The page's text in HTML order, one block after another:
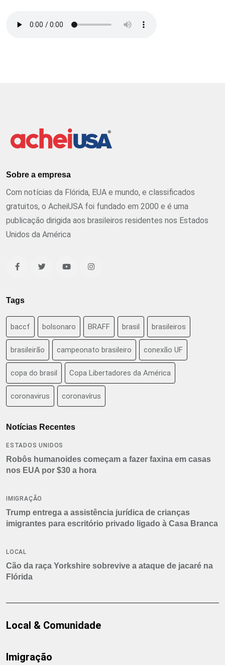
Sobre a empresa
Com notícias da Flórida, EUA e mundo, e classificados
gratuitos, o AcheiUSA foi fundado em 2000 e é uma
publicação dirigida aos brasileiros residentes nos Estados
Unidos da América
Tags
baccf bolsonaro BRAFF brasil brasileiros
brasileirão campeonato brasileiro conexão UF
copa do brasil Copa Libertadores da América
coronavirus coronavírus
Notícias Recentes
ESTADOS UNIDOS
Robôs humanoides começam a fazer faxina em casas
nos EUA por $30 a hora
IMIGRAÇÃO
Trump entrega a assistência jurídica de crianças
imigrantes para escritório privado ligado à Casa Branca
LOCAL
Cão da raça Yorkshire sobrevive a ataque de jacaré na
Flórida
Local & Comunidade
Imigração